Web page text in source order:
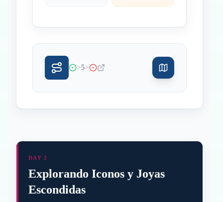
>5>
DAY 2
Explorando Iconos y Joyas
Escondidas